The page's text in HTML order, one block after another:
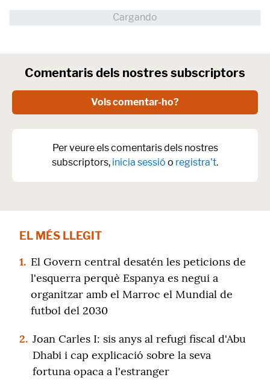
Comentaris dels nostres subscriptors
Vols comentar-ho?
Per veure els comentaris dels nostres
subscriptors, inicia sessió o registra't.
EL MÉS LLEGIT
1. El Govern central desatén les peticions de
l'esquerra perquè Espanya es negui a
organitzar amb el Marroc el Mundial de
futbol del 2030
2. Joan Carles I: sis anys al refugi fiscal d'Abu
Dhabi i cap explicació sobre la seva
fortuna opaca a l'estranger